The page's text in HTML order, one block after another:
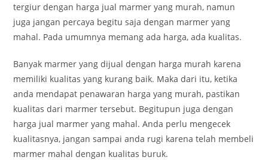
tergiur dengan harga jual marmer yang murah, namun
juga jangan percaya begitu saja dengan marmer yang
mahal. Pada umumnya memang ada harga, ada kualitas.
Banyak marmer yang dijual dengan harga murah karena
memiliki kualitas yang kurang baik. Maka dari itu, ketika
anda mendapat penawaran harga yang murah, pastikan
kualitas dari marmer tersebut. Begitupun juga dengan
harga jual marmer yang mahal. Anda perlu mengecek
kualitasnya, jangan sampai anda rugi karena telah membeli
marmer mahal dengan kualitas buruk.